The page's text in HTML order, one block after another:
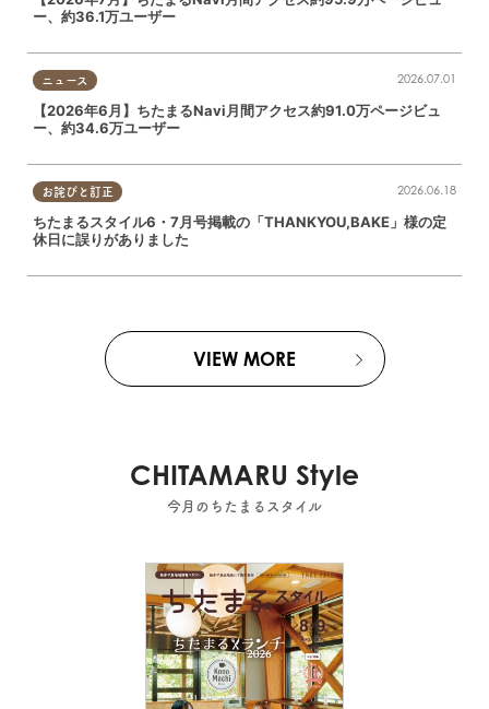
ー、約36.1万ユーザー
ニュース 2026.07.01
【2026年6月】ちたまるNavi月間アクセス約91.0万ページビュ
ー、約34.6万ユーザー
お詫びと訂正 2026.06.18
ちたまるスタイル6・7月号掲載の「THANKYOU,BAKE」様の定
休日に誤りがありました
VIEW MORE
CHITAMARU Style
今月のちたまるスタイル